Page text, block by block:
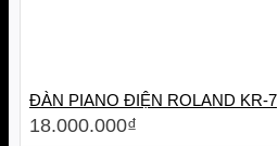
ĐÀN PIANO ĐIỆN ROLAND KR-7
18.000.000₫